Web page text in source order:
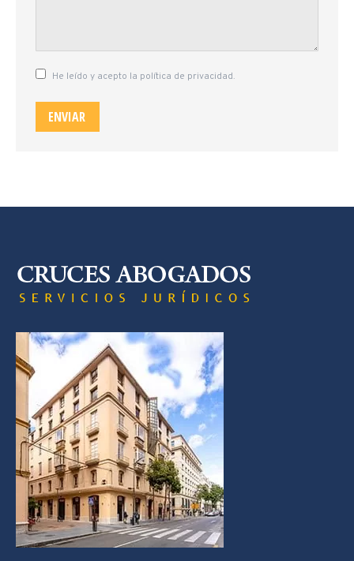
He leído y acepto la política de privacidad.
ENVIAR